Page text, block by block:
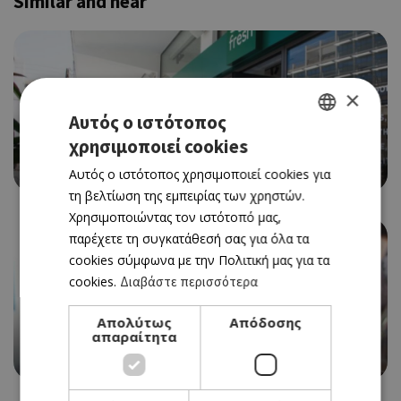
FAST CASUAL
GET FRESH
BREAKFAST / BRUNCH / LUNCH
ENGLISH
×
Αυτός ο ιστότοπος
χρησιμοποιεί cookies
Αυτός ο ιστότοπος χρησιμοποιεί cookies για
τη βελτίωση της εμπειρίας των χρηστών.
Χρησιμοποιώντας τον ιστότοπό μας,
παρέχετε τη συγκατάθεσή σας για όλα τα
cookies σύμφωνα με την Πολιτική μας για τα
cookies. Διαβάστε περισσότερα
Απολύτως
απαραίτητα
Απόδοσης